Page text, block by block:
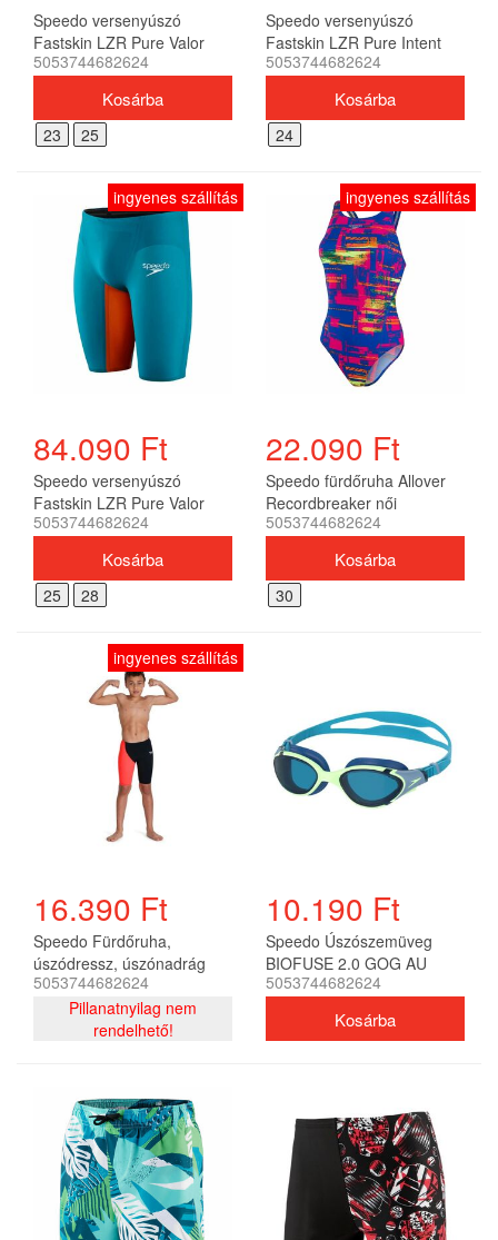
Speedo versenyúszó
Fastskin LZR Pure Valor
férfi
5053744682624
23 25
Speedo versenyúszó
Fastskin LZR Pure Intent
férfi
5053744682624
24
ingyenes szállítás
84.090 Ft
Speedo versenyúszó
Fastskin LZR Pure Valor
High Waisted férfi
5053744682624
25 28
ingyenes szállítás
22.090 Ft
Speedo fürdőruha Allover
Recordbreaker női
5053744682624
30
ingyenes szállítás
16.390 Ft
Speedo Fürdőruha,
úszódressz, úszónadrág
END+ HG/WST JAM JM
gyerek
5053744682624
Pillanatnyilag nem
rendelhető!
10.190 Ft
Speedo Úszószemüveg
BIOFUSE 2.0 GOG AU
unisex
5053744682624